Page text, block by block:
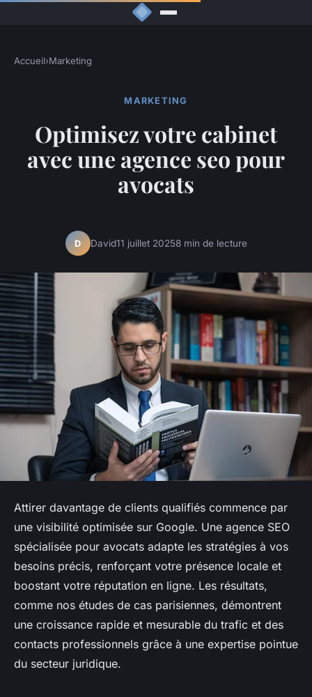
Accueil›Marketing
MARKETING
Optimisez votre cabinet
avec une agence seo pour
avocats
D David11 juillet 20258 min de lecture
Attirer davantage de clients qualifiés commence par
une visibilité optimisée sur Google. Une agence SEO
spécialisée pour avocats adapte les stratégies à vos
besoins précis, renforçant votre présence locale et
boostant votre réputation en ligne. Les résultats,
comme nos études de cas parisiennes, démontrent
une croissance rapide et mesurable du trafic et des
contacts professionnels grâce à une expertise pointue
du secteur juridique.